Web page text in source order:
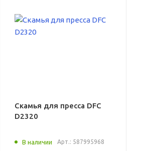
Скамья для пресса DFC
D2320
В наличии Арт.: 587995968